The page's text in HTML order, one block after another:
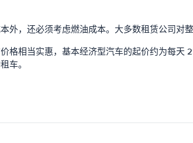
外，还必须考虑燃油成本。大多数租赁公司对
格相当实惠，基本经济型汽车的起价约为每天
车。